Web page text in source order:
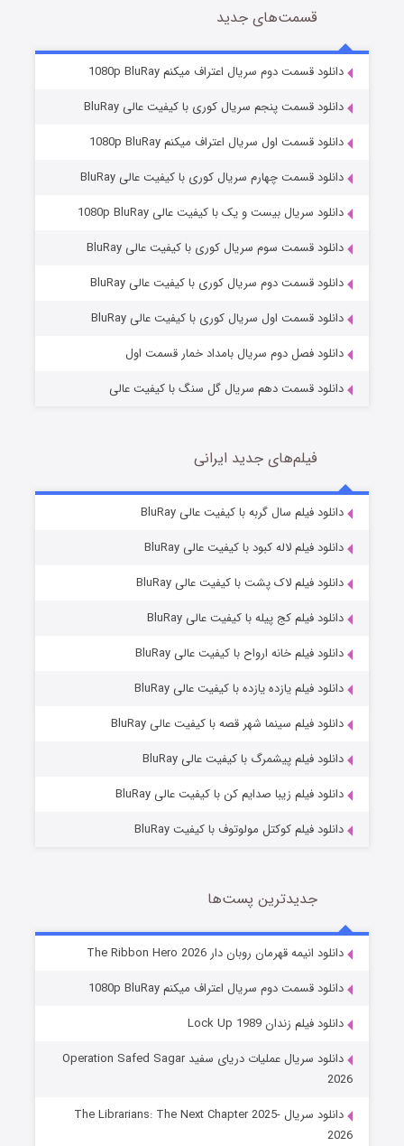
سریال زشت
قسمت5 (زیرنویس) منتشر شد
وستی ها
قسمت1 (زیرنویس) منتشر شد
قسمت6 (زیرنویس) منتشر شد
شوهر
قسمت‌های جدید
دانلود قسمت دوم سریال اعتراف میکنم 1080p BluRay
دانلود قسمت پنجم سریال کوری با کیفیت عالی BluRay
دانلود قسمت اول سریال اعتراف میکنم 1080p BluRay
دانلود قسمت چهارم سریال کوری با کیفیت عالی BluRay
دانلود سریال بیست و یک با کیفیت عالی 1080p BluRay
دانلود قسمت سوم سریال کوری با کیفیت عالی BluRay
دانلود قسمت دوم سریال کوری با کیفیت عالی BluRay
دانلود قسمت اول سریال کوری با کیفیت عالی BluRay
دانلود فصل دوم سریال بامداد خمار قسمت اول
دانلود قسمت دهم سریال گل سنگ با کیفیت عالی
فیلم‌های جدید ایرانی
دانلود فیلم سال گربه با کیفیت عالی BluRay
دانلود فیلم لاله کبود با کیفیت عالی BluRay
دانلود فیلم لاک پشت با کیفیت عالی BluRay
دانلود فیلم کج‌ پیله با کیفیت عالی BluRay
دانلود فیلم خانه ارواح با کیفیت عالی BluRay
دانلود فیلم یازده یازده با کیفیت عالی BluRay
دانلود فیلم سینما شهر قصه با کیفیت عالی BluRay
دانلود فیلم پیشمرگ با کیفیت عالی BluRay
دانلود فیلم زیبا صدایم کن با کیفیت عالی BluRay
دانلود فیلم کوکتل مولوتوف با کیفیت BluRay
جدیدترین پست‌ها
دانلود انیمه قهرمان روبان دار The Ribbon Hero 2026
دانلود قسمت دوم سریال اعتراف میکنم 1080p BluRay
دانلود فیلم زندان Lock Up 1989
دانلود سریال عملیات دریای سفید Operation Safed Sagar
2026
دانلود سریال The Librarians: The Next Chapter 2025-
2026